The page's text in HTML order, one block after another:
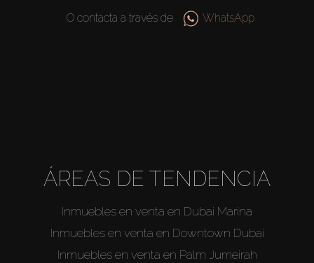
O contacta a través de WhatsApp
ÁREAS DE TENDENCIA
Inmuebles en venta en Dubai Marina
Inmuebles en venta en Downtown Dubai
Inmuebles en venta en Palm Jumeirah